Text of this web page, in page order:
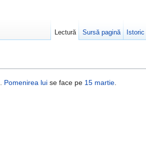
. Pomenirea lui se face pe 15 martie.
Lectură Sursă pagină Istoric